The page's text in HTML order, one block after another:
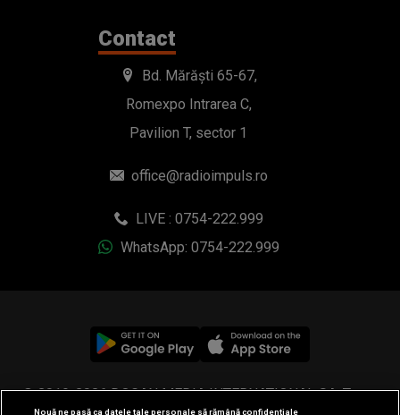
Contact
Bd. Mărăști 65-67,
Romexpo Intrarea C,
Pavilion T, sector 1
office@radioimpuls.ro
LIVE : 0754-222.999
WhatsApp: 0754-222.999
© 2019-2026 DOGAN MEDIA INTERNATIONAL SA, Toate
Nouă ne pasă ca datele tale personale să rămână confidențiale